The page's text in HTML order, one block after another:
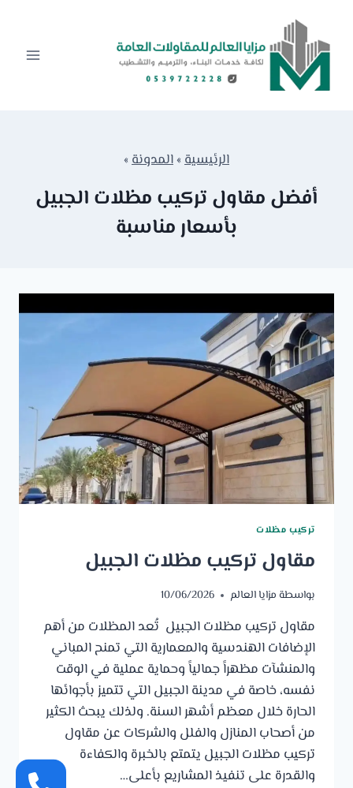
المحتوى
الرئيسية»المدونة»
أفضل مقاول تركيب مظلات الجبيل
بأسعار مناسبة
تركيب مظلات
مقاول تركيب مظلات الجبيل
بواسطة مزايا العالم 10/06/2026
مقاول تركيب مظلات الجبيل تُعد المظلات من أهم
الإضافات الهندسية والمعمارية التي تمنح المباني
والمنشآت مظهراً جمالياً وحماية عملية في الوقت
نفسه، خاصة في مدينة الجبيل التي تتميز بأجوائها
الحارة خلال معظم أشهر السنة. ولذلك يبحث الكثير
من أصحاب المنازل والفلل والشركات عن مقاول
تركيب مظلات الجبيل يتمتع بالخبرة والكفاءة
والقدرة على تنفيذ المشاريع بأعلى…